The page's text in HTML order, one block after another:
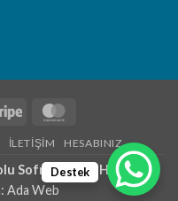
Stripe
İLETIŞIM HESABINIZ
Sofrası | Tüm Hakları
Ada Web
Destek